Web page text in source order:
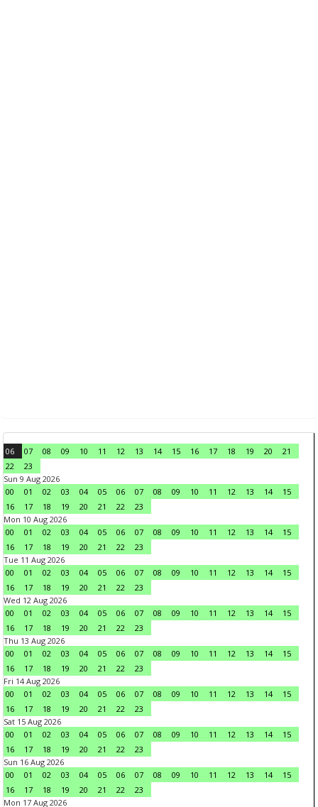
06 07 08 09 10 11 12 13 14 15 16 17 18 19 20
21
22
23
Sun 9 Aug 2026
00
01 02 03 04 05 06 07 08 09 10 11 12 13 14
15
16
17 18 19 20 21 22
23
Mon 10 Aug 2026
00
01 02 03 04 05 06 07 08 09 10 11 12 13 14
15
16
17 18 19 20 21 22
23
Tue 11 Aug 2026
00
01 02 03 04 05 06 07 08 09 10 11 12 13 14
15
16
17 18 19 20 21 22
23
Wed 12 Aug 2026
00
01 02 03 04 05 06 07 08 09 10 11 12 13 14
15
16
17 18 19 20 21 22
23
Thu 13 Aug 2026
00
01 02 03 04 05 06 07 08 09 10 11 12 13 14
15
16
17 18 19 20 21 22
23
Fri 14 Aug 2026
00
01 02 03 04 05 06 07 08 09 10 11 12 13 14
15
16
17 18 19 20 21 22
23
Sat 15 Aug 2026
00
01 02 03 04 05 06 07 08 09 10 11 12 13 14
15
16
17 18 19 20 21 22
23
Sun 16 Aug 2026
00
01 02 03 04 05 06 07 08 09 10 11 12 13 14
15
16
17 18 19 20 21 22
23
Mon 17 Aug 2026